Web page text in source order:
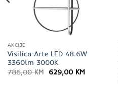
AKCIJE
Visilica Arte LED 48.6W
3360lm 3000K
786,00KM Izvorna
cijena
629,00 KMTrenutna